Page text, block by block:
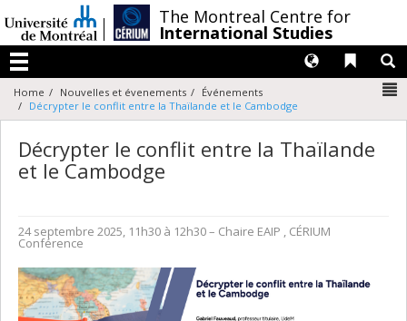
au
contenu
The Montreal Centre for
International Studies
Menu
Liens
Langues
Home Nouvelles et évenements
Événements
Décrypter le conflit entre la Thaïlande et le Cambodge
Décrypter le conflit entre la Thaïlande
et le Cambodge
24 septembre 2025, 11h30 à 12h30– Chaire EAIP , CÉRIUM
Conférence